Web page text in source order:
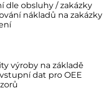
dle obsluhy / zakázky
nákladů na zakázky
výroby na základě
dat pro OEE